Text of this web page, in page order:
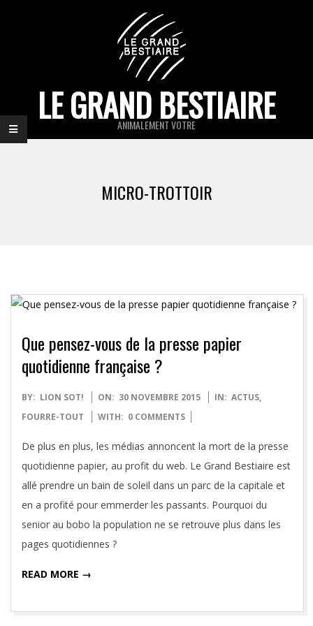
LE GRAND BESTIAIRE
ANIMALEMENT VOTRE
Primary
MICRO-TROTTOIR
Que pensez-vous de la presse papier
quotidienne française ?
2015-
11-
BY: LION SOT! ON: 30 NOVEMBRE 2015 IN: ACTUS,
FOURRE-TOUT
WITH: 0 COMMENTS
De plus en plus, les médias annoncent la mort de la presse
quotidienne papier, au profit du web. Le Grand Bestiaire est
allé prendre un bain de soleil dans un parc de la capitale et
en a profité pour emmerder les passants. Pourquoi du
senior au bobo la population ne se retrouve plus dans les
pages quotidiennes ?
READ MORE →